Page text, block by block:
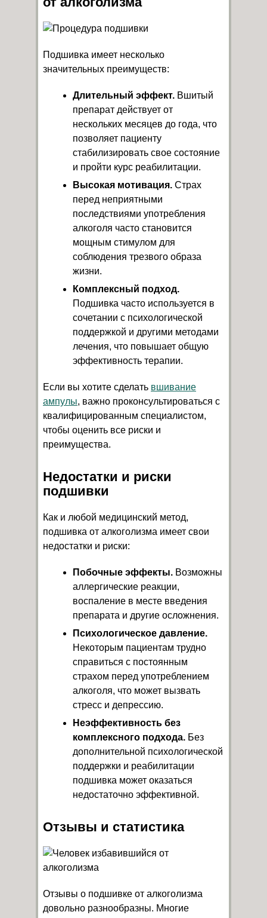
Подшивка имеет несколько
значительных преимуществ:
Длительный эффект. Вшитый
препарат действует от
нескольких месяцев до года, что
позволяет пациенту
стабилизировать свое состояние
и пройти курс реабилитации.
Высокая мотивация. Страх
перед неприятными
последствиями употребления
алкоголя часто становится
мощным стимулом для
соблюдения трезвого образа
жизни.
Комплексный подход.
Подшивка часто используется в
сочетании с психологической
поддержкой и другими методами
лечения, что повышает общую
эффективность терапии.
Если вы хотите сделать вшивание
ампулы, важно проконсультироваться с
квалифицированным специалистом,
чтобы оценить все риски и
преимущества.
Недостатки и риски
подшивки
Как и любой медицинский метод,
подшивка от алкоголизма имеет свои
недостатки и риски:
Побочные эффекты. Возможны
аллергические реакции,
воспаление в месте введения
препарата и другие осложнения.
Психологическое давление.
Некоторым пациентам трудно
справиться с постоянным
страхом перед употреблением
алкоголя, что может вызвать
стресс и депрессию.
Неэффективность без
комплексного подхода. Без
дополнительной психологической
поддержки и реабилитации
подшивка может оказаться
недостаточно эффективной.
Отзывы и статистика
Отзывы о подшивке от алкоголизма
довольно разнообразны. Многие